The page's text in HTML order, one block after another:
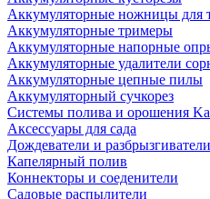
Аккумуляторные ножницы для
Аккумуляторные тримеры
Аккумуляторные напорные
Аккумуляторные удалители
Аккумуляторные цепные пилы
Аккумуляторный сучкорез
Системы полива и орошения
Аксессуары для сада
Дождеватели и разбрызгиватели
Капелярный полив
Коннекторы и соеденители
Садовые распылители